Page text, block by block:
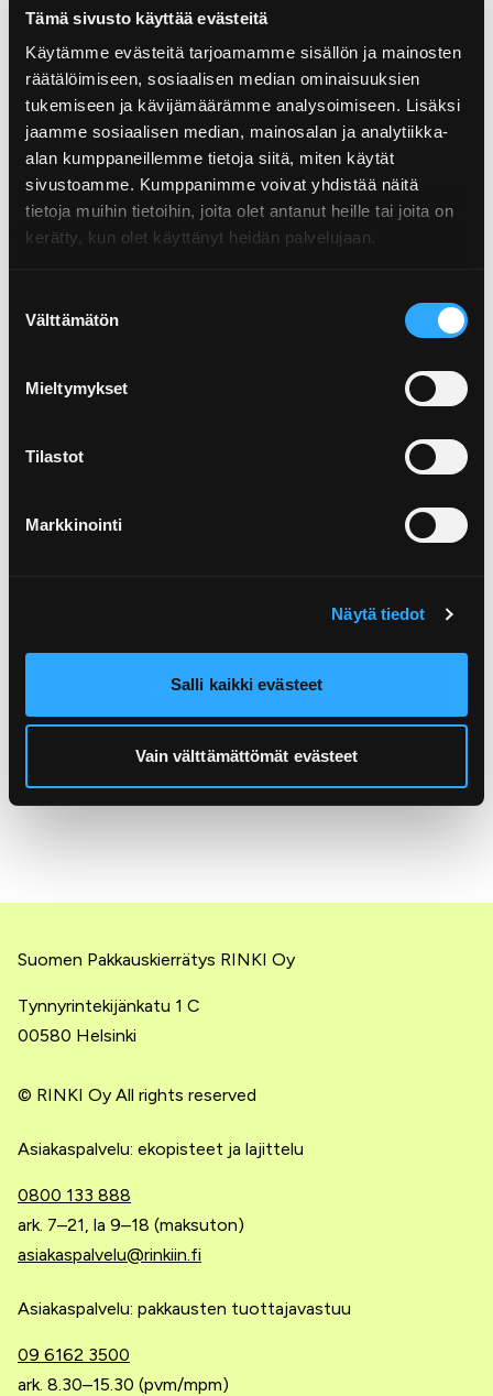
Tämä sivusto käyttää evästeitä
Käytämme evästeitä tarjoamamme sisällön ja mainosten
räätälöimiseen, sosiaalisen median ominaisuuksien
tukemiseen ja kävijämäärämme analysoimiseen. Lisäksi
jaamme sosiaalisen median, mainosalan ja analytiikka-
alan kumppaneillemme tietoja siitä, miten käytät
sivustoamme. Kumppanimme voivat yhdistää näitä
tietoja muihin tietoihin, joita olet antanut heille tai joita on
kerätty, kun olet käyttänyt heidän palvelujaan.
valinta
Välttämätön
Mieltymykset
Tilastot
Markkinointi
Näytä tiedot
Salli kaikki evästeet
Vain välttämättömät evästeet
vastaanottopisteeseen.
Älä lajittele lasipakkauksiin
kuulu.
keramiikka, kristallilasi, ikkuna- tai peililasi,
akut ja paristot sekä sähkö- ja
Lähimmän keräyspisteen
Suomen Pakkauskierrätys RINKI Oy
Tynnyrintekijänkatu 1 C
00580 Helsinki
© RINKI Oy All rights reserved
Asiakaspalvelu: ekopisteet ja lajittelu
0800 133 888
ark. 7–21, la 9–18 (maksuton)
asiakaspalvelu@rinkiin.fi
Asiakaspalvelu: pakkausten tuottajavastuu
09 6162 3500
ark. 8.30–15.30 (pvm/mpm)